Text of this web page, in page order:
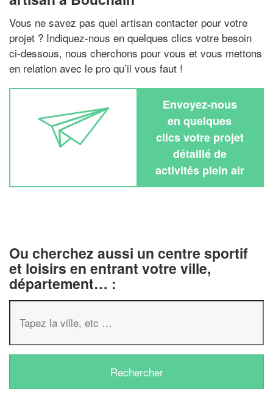
Vous ne savez pas quel artisan contacter pour votre
projet ? Indiquez-nous en quelques clics votre besoin
ci-dessous, nous cherchons pour vous et vous mettons
en relation avec le pro qu’il vous faut !
Envoyez-nous
en quelques
clics votre projet
détaillé de
activités plein air
Ou cherchez aussi un centre sportif
et loisirs en entrant votre ville,
département… :
✕
Vous êtes un
professionnel ?